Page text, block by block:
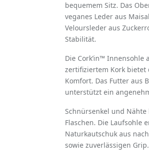
bequemem Sitz. Das
veganes Leder aus
Veloursleder aus
Stabilität.
Die Cork’in™ Innensohle
zertifiziertem Kork bietet
Komfort. Das Futter aus
unterstützt ein
Schnürsenkel und Nähte
Flaschen. Die Laufsohle
Naturkautschuk aus
sowie zuverlässigen Grip.